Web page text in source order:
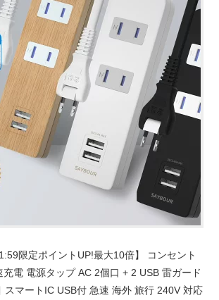
限定ポイントUP!最大10倍】 コンセント
電 電源タップ AC 2個口 + 2 USB 雷ガード
スマートIC USB付 急速 海外 旅行 240V 対応